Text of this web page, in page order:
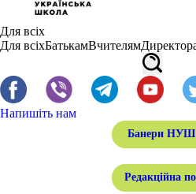
Для всіх
Для всіхБатькамВчителям
Напишіть нам
Банери НУШ
Редакційна